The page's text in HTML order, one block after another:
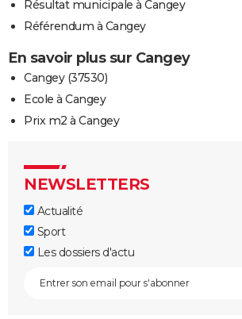
Résultat municipale à Cangey
Référendum à Cangey
En savoir plus sur Cangey
Cangey (37530)
Ecole à Cangey
Prix m2 à Cangey
NEWSLETTERS
Actualité
Sport
Les dossiers d'actu